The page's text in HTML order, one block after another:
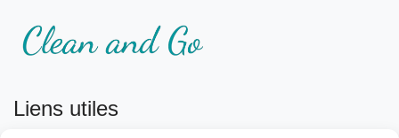
Liens utiles